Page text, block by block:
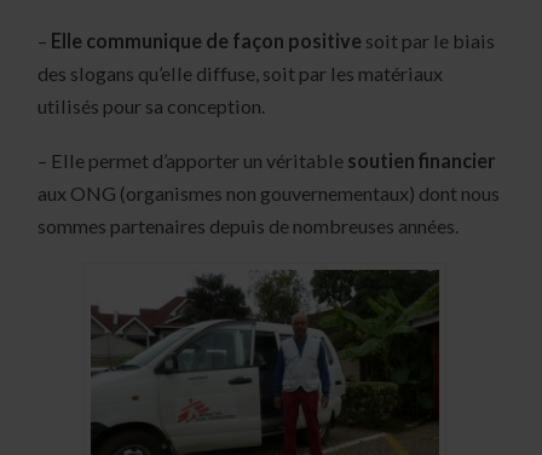
– Elle communique de façon positive soit par le biais
des slogans qu’elle diffuse, soit par les matériaux
utilisés pour sa conception.
– Elle permet d’apporter un véritable soutien financier
aux ONG (organismes non gouvernementaux) dont nous
sommes partenaires depuis de nombreuses années.